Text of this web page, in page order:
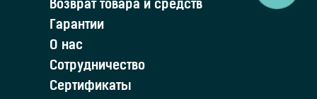
Возврат товара и средств
Гарантии
О нас
Сотрудничество
Сертификаты